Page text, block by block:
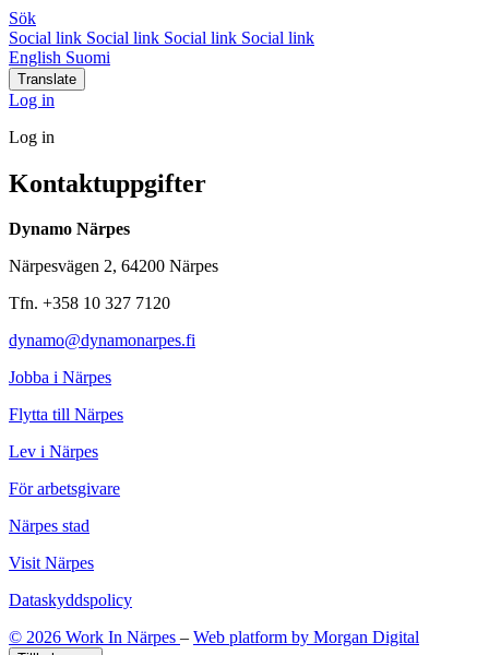
Sök
Social link Social link Social link Social link
English Suomi
Translate
Log in
Log in
Kontaktuppgifter
Dynamo Närpes
Närpesvägen 2, 64200 Närpes
Tfn. +358 10 327 7120
dynamo@dynamonarpes.fi
Jobba i Närpes
Flytta till Närpes
Lev i Närpes
För arbetsgivare
Närpes stad
Visit Närpes
Dataskyddspolicy
© 2026 Work In Närpes – Web platform by Morgan Digital